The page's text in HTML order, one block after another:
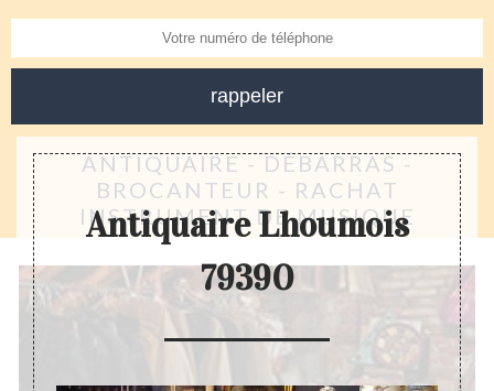
ANTIQUAIRE - DÉBARRAS -
BROCANTEUR - RACHAT
INSTRUMENT DE MUSIQUE
Antiquaire Lhoumois
79390